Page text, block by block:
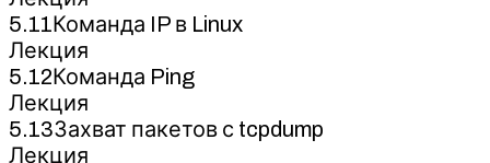
5.11Команда IP в Linux
Лекция
5.12Команда Ping
Лекция
5.13Захват пакетов с tcpdump
Лекция